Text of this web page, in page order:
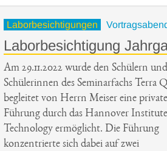
Laborbesichtigungen
Laborbesichtigung
Am 29.11.2022 wurde den Schülern und
Schülerinnen des Seminarfachs Terra
begleitet von Herrn Meiser eine private
Führung durch das Hannover
Technology ermöglicht. Die Führung
konzentrierte sich dabei auf zwei